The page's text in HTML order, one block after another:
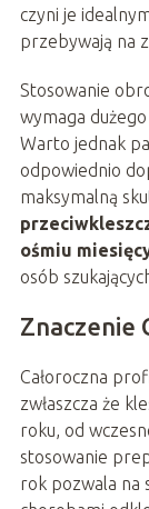
czyni je
przebywają na
Stosowanie
wymaga
Warto jednak
odpowiednio
maksymalną
ośmiu
osób
Znaczenie
Całoroczna
zwłaszcza że
roku, od
stosowanie
rok pozwala na